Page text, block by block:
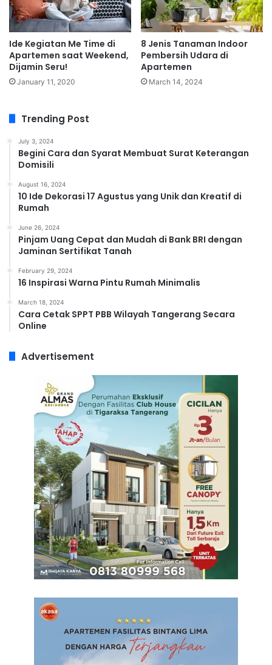
Ide Kegiatan Me Time di
Apartemen saat Weekend,
Dijamin Seru!
January 11, 2020
8 Jenis Tanaman Indoor
Pembersih Udara di
Apartemen
March 14, 2024
Trending Post
July 3, 2024
Begini Cara dan Syarat Membuat Surat Keterangan
Domisili
August 16, 2024
10 Ide Dekorasi 17 Agustus yang Unik dan Kreatif di
Rumah
June 26, 2024
Pinjam Uang Cepat dan Mudah di Bank BRI dengan
Jaminan Sertifikat Tanah
February 29, 2024
16 Inspirasi Warna Pintu Rumah Minimalis
March 18, 2024
Cara Cetak SPPT PBB Wilayah Tangerang Secara
Online
Advertisement